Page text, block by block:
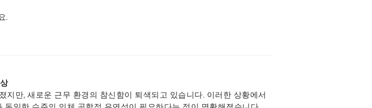
.
만, 새로운 근무 환경의 참신함이 퇴색되고 있습니다. 이러한 상황에서